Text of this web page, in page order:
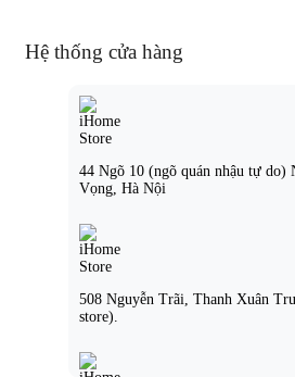
Hệ thống cửa hàng
44 Ngõ 10 (ngõ quán nhậu tự do)
Vọng, Hà Nội
508 Nguyễn Trãi, Thanh Xuân
store).